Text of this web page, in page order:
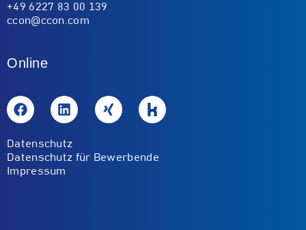
+49 6227 83 00 139
ccon@ccon.com
Online
Datenschutz
Datenschutz für Bewerbende
Impressum